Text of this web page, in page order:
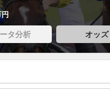
タ分析 オッズ